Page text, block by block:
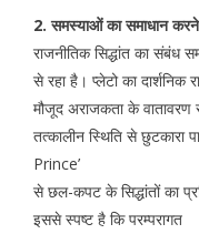
2. समस्याओं का समाधान
राजनीतिक सिद्धांत का संबंध
से रहा है। प्लेटो का दार्शनिक
मौजूद अराजकता के वातावरण
तत्कालीन स्थिति से छुटकारा
Prince’
से छल-कपट के सिद्धांतों का
इससे स्पष्ट है कि परम्परागत